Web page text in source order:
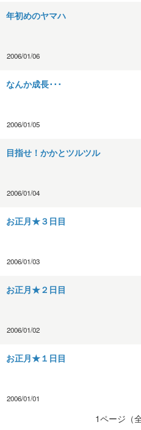
年初めのヤマハ
2006/01/06
なんか成長･･･
2006/01/05
目指せ！かかとツルツル
2006/01/04
お正月★３日目
2006/01/03
お正月★２日目
2006/01/02
お正月★１日目
2006/01/01
1ページ（